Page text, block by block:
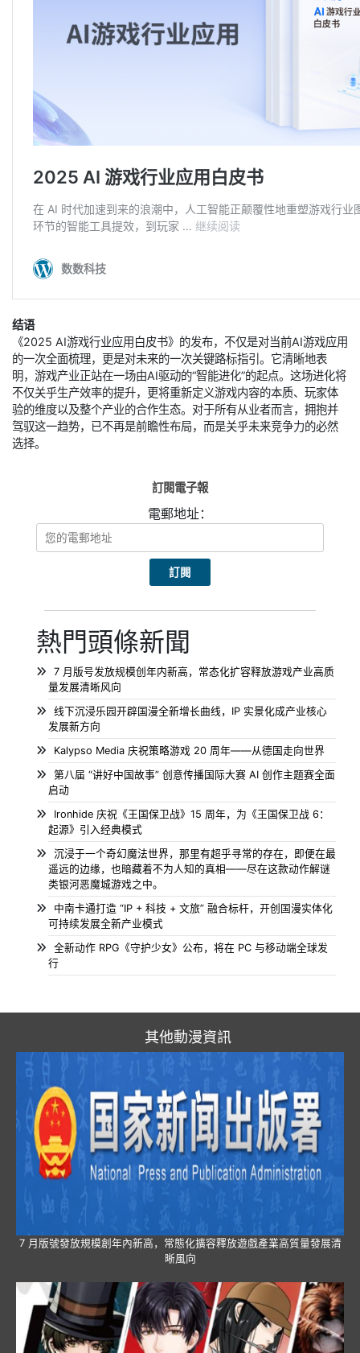
结语
《2025 AI游戏行业应用白皮书》的发布，不仅是对当前AI游戏应用
的一次全面梳理，更是对未来的一次关键路标指引。它清晰地表
明，游戏产业正站在一场由AI驱动的“智能进化”的起点。这场进化将
不仅关乎生产效率的提升，更将重新定义游戏内容的本质、玩家体
验的维度以及整个产业的合作生态。对于所有从业者而言，拥抱并
驾驭这一趋势，已不再是前瞻性布局，而是关乎未来竞争力的必然
选择。
訂閱電子報
電郵地址：
熱門頭條新聞
7 月版号发放规模创年内新高，常态化扩容释放游戏产业高质
量发展清晰风向
线下沉浸乐园开辟国漫全新增长曲线，IP 实景化成产业核心
发展新方向
Kalypso Media 庆祝策略游戏 20 周年——从德国走向世界
第八届 “讲好中国故事” 创意传播国际大赛 AI 创作主题赛全面
启动
Ironhide 庆祝《王国保卫战》15 周年，为《王国保卫战 6：
起源》引入经典模式
沉浸于一个奇幻魔法世界，那里有超乎寻常的存在，即便在最
遥远的边缘，也暗藏着不为人知的真相——尽在这款动作解谜
类银河恶魔城游戏之中。
中南卡通打造 “IP + 科技 + 文旅” 融合标杆，开创国漫实体化
可持续发展全新产业模式
全新动作 RPG《守护少女》公布，将在 PC 与移动端全球发
行
其他動漫資訊
7 月版號發放規模創年內新高，常態化擴容釋放遊戲產業高質量發展清
晰風向